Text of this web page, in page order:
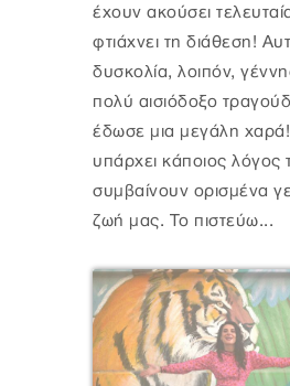
έχουν ακούσει
φτιάχνει τη διάθεση!
δυσκολία, λοιπόν,
πολύ αισιόδοξο
έδωσε μια μεγάλη
υπάρχει κάποιος λόγος
συμβαίνουν ορισμένα
ζωή μας. Το πιστεύω...